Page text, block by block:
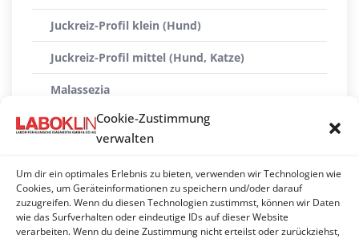
Cookie-Zustimmung
verwalten
Um dir ein optimales Erlebnis zu bieten, verwenden wir Technologien wie
Cookies, um Geräteinformationen zu speichern und/oder darauf
zuzugreifen. Wenn du diesen Technologien zustimmst, können wir Daten
wie das Surfverhalten oder eindeutige IDs auf dieser Website
verarbeiten. Wenn du deine Zustimmung nicht erteilst oder zurückziehst,
Juckreiz-Profil klein (Hund)
Juckreiz-Profil mittel (Hund, Katze)
Malassezia
Mediterranes Panel
PAX complete (Umweltallergene + Futtermittel)
PAX complete (Umweltallergene)